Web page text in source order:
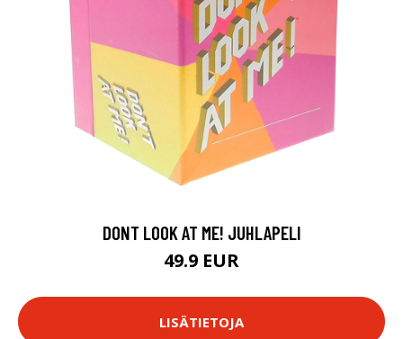
DONT LOOK AT ME! JUHLAPELI
49.9 EUR
LISÄTIETOJA